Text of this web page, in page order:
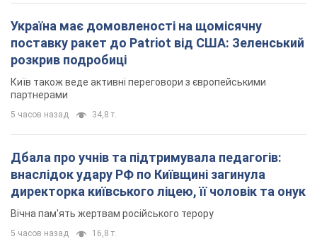
Україна має домовленості на щомісячну
поставку ракет до Patriot від США: Зеленський
розкрив подробиці
Київ також веде активні переговори з європейськими
партнерами
5 часов назад 34,8 т.
Дбала про учнів та підтримувала педагогів:
внаслідок удару РФ по Київщині загинула
директорка київського ліцею, її чоловік та онук
Вічна пам'ять жертвам російського терору
5 часов назад 16,8 т.